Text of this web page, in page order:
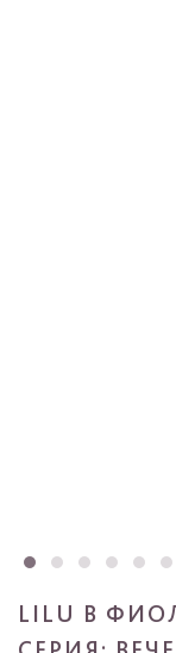
LILU В